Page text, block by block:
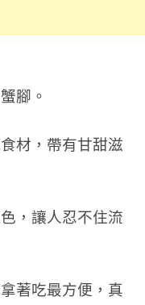
腳。
材，帶有甘甜滋
，讓人忍不住流
著吃最方便，真